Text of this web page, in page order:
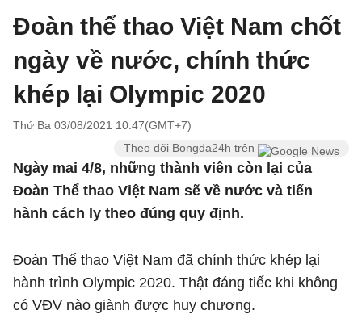
Đoàn thể thao Việt Nam chốt
ngày về nước, chính thức
khép lại Olympic 2020
Thứ Ba 03/08/2021 10:47(GMT+7)
Theo dõi Bongda24h trên
Ngày mai 4/8, những thành viên còn lại của
Đoàn Thể thao Việt Nam sẽ về nước và tiến
hành cách ly theo đúng quy định.
Đoàn Thể thao Việt Nam đã chính thức khép lại
hành trình Olympic 2020. Thật đáng tiếc khi không
có VĐV nào giành được huy chương.